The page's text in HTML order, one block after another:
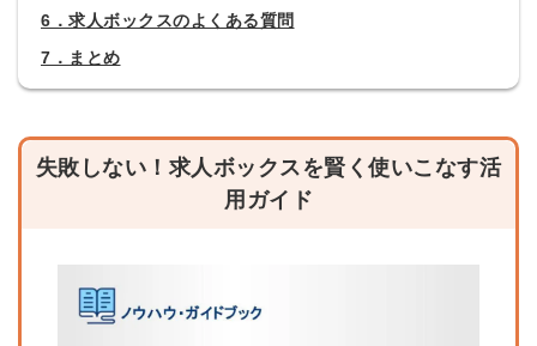
6．求人ボックスのよくある質問
7．まとめ
失敗しない！求人ボックスを賢く使いこなす活
用ガイド